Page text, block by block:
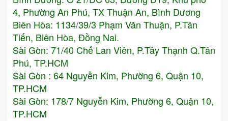
4, Phường An Phú, TX Thuận An, Bình Dương
Biên Hòa: 1134/39/3 Phạm Văn Thuận, P.Tân
Tiến, Biên Hòa, Đồng Nai.
Sài Gòn: 71/40 Chế Lan Viên, P.Tây Thạnh Q.Tân
Phú, TP.HCM
Sài Gòn : 64 Nguyễn Kim, Phường 6, Quận 10,
TP.HCM
Sài Gòn: 178/7 Nguyễn Kim, Phường 6, Quận 10,
TP.HCM